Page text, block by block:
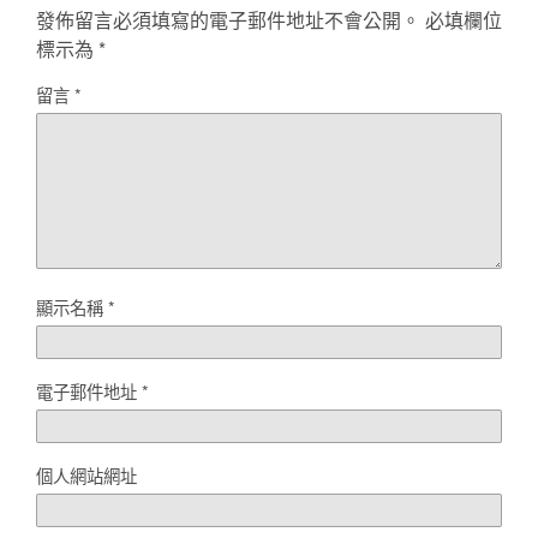
發佈留言必須填寫的電子郵件地址不會公開。 必填欄位
標示為 *
留言*
顯示名稱*
電子郵件地址*
個人網站網址